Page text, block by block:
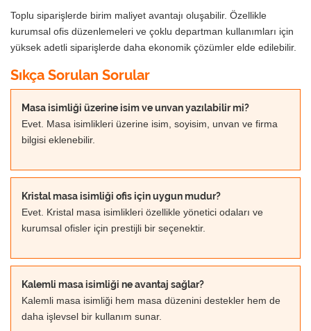
Toplu siparişlerde birim maliyet avantajı oluşabilir. Özellikle
kurumsal ofis düzenlemeleri ve çoklu departman kullanımları için
yüksek adetli siparişlerde daha ekonomik çözümler elde edilebilir.
Sıkça Sorulan Sorular
Masa isimliği üzerine isim ve unvan yazılabilir mi?
Evet. Masa isimlikleri üzerine isim, soyisim, unvan ve firma
bilgisi eklenebilir.
Kristal masa isimliği ofis için uygun mudur?
Evet. Kristal masa isimlikleri özellikle yönetici odaları ve
kurumsal ofisler için prestijli bir seçenektir.
Kalemli masa isimliği ne avantaj sağlar?
Kalemli masa isimliği hem masa düzenini destekler hem de
daha işlevsel bir kullanım sunar.